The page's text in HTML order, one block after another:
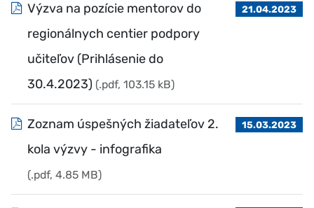
Výzva na pozície mentorov do
regionálnych centier podpory
učiteľov (Prihlásenie do
30.4.2023) (.pdf, 103.15 kB)
21.04.2023
Zoznam úspešných žiadateľov 2.
kola výzvy - infografika
(.pdf, 4.85 MB)
15.03.2023